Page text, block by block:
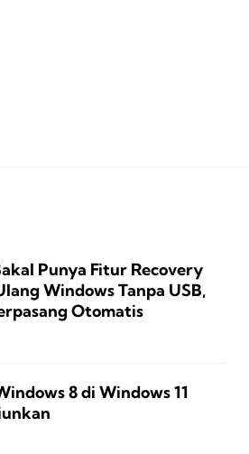
Punya Fitur Recovery
Windows Tanpa USB,
Otomatis
8 di Windows 11